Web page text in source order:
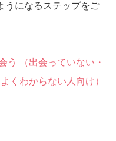
うになるステップをご
う （出会っていない・
よくわからない人向け）